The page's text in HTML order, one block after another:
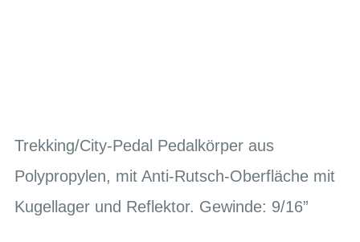
Trekking/City-Pedal Pedalkörper aus
Polypropylen, mit Anti-Rutsch-Oberfläche mit
Kugellager und Reflektor. Gewinde: 9/16”